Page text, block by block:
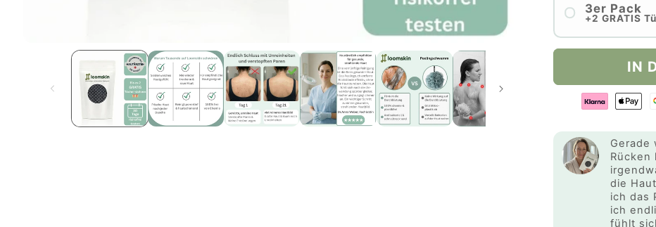
3er Pack
+2 GRATIS
IN
Gerade
Rücken
die
ich das
ich
fühlt